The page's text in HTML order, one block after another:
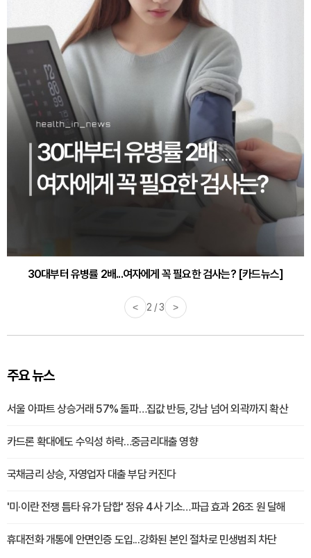
30대부터 유병률 2배...여자에게 꼭 필요한 검사는? [카드뉴스]
감기·독감 예방하고 면역력 높이는 4가지 영양제 [카드뉴스]
< 2 / 3 >
주요 뉴스
서울 아파트 상승거래 57% 돌파…집값 반등, 강남 넘어 외곽까지 확산
카드론 확대에도 수익성 하락…중금리대출 영향
국채금리 상승, 자영업자 대출 부담 커진다
'미·이란 전쟁 틈타 유가 담합' 정유 4사 기소…파급 효과 26조 원 달해
휴대전화 개통에 안면인증 도입...강화된 본인 절차로 민생범죄 차단